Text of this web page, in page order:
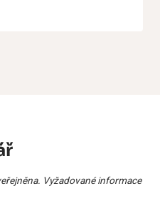
Vyžadované informace